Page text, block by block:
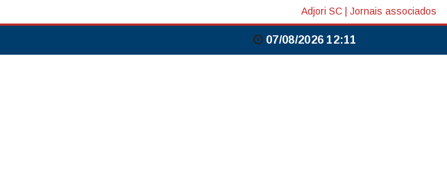
Adjori SC Jornais associados
07/08/2026 12:11